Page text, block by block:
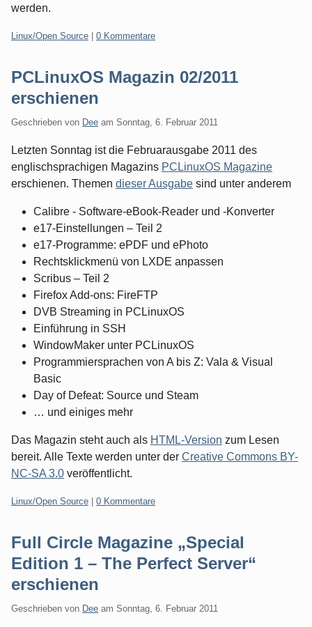
werden.
Kategorien:
Linux/Open Source 0 Kommentare
PCLinuxOS Magazin 02/2011
erschienen
Geschrieben von Dee am Sonntag, 6. Februar 2011
Letzten Sonntag ist die Februarausgabe 2011 des
englischsprachigen Magazins PCLinuxOS Magazine
erschienen. Themen dieser Ausgabe sind unter anderem
Calibre - Software-eBook-Reader und -Konverter
e17-Einstellungen – Teil 2
e17-Programme: ePDF und ePhoto
Rechtsklickmenü von LXDE anpassen
Scribus – Teil 2
Firefox Add-ons: FireFTP
DVB Streaming in PCLinuxOS
Einführung in SSH
WindowMaker unter PCLinuxOS
Programmiersprachen von A bis Z: Vala & Visual
Basic
Day of Defeat: Source und Steam
… und einiges mehr
Das Magazin steht auch als HTML-Version zum Lesen
bereit. Alle Texte werden unter der Creative Commons BY-
NC-SA 3.0 veröffentlicht.
Kategorien:
Linux/Open Source 0 Kommentare
Full Circle Magazine „Special
Edition 1 – The Perfect Server“
erschienen
Geschrieben von Dee am Sonntag, 6. Februar 2011